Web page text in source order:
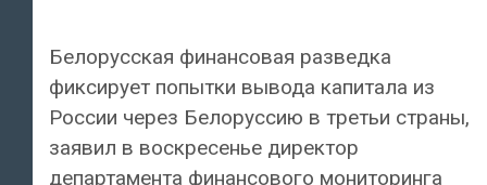
Белорусская финансовая разведка
фиксирует попытки вывода капитала из
России через Белоруссию в третьи страны,
заявил в воскресенье директор
департамента финансового мониторинга